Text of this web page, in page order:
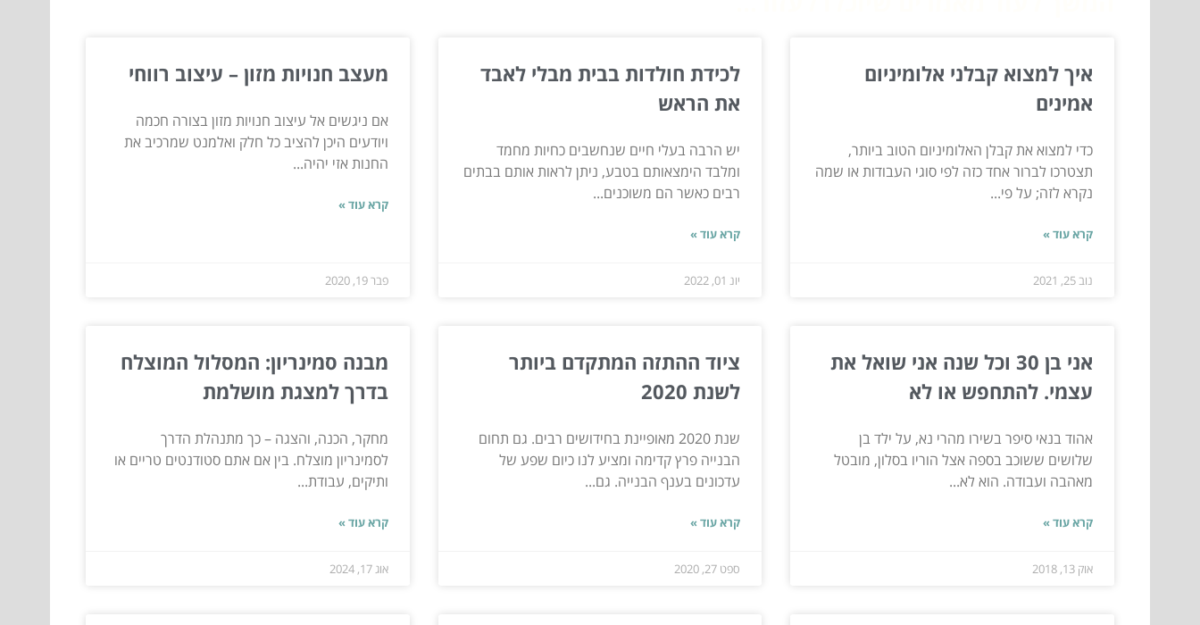
איך למצוא קבלני אלומיניום
אמינים
כדי למצוא את קבלן האלומיניום הטוב ביותר,
תצטרכו לברור אחד כזה לפי סוגי העבודות או שמה
נקרא לזה; על פי...
קרא עוד »
נוב 25, 2021
לכידת חולדות בבית מבלי לאבד
את הראש
יש הרבה בעלי חיים שנחשבים כחיות מחמד
ומלבד הימצאותם בטבע, ניתן לראות אותם בבתים
רבים כאשר הם משוכנים...
קרא עוד »
יונ 01, 2022
מעצב חנויות מזון – עיצוב רווחי
אם ניגשים אל עיצוב חנויות מזון בצורה חכמה
ויודעים היכן להציב כל חלק ואלמנט שמרכיב את
החנות אזי יהיה...
קרא עוד »
פבר 19, 2020
אני בן 30 וכל שנה אני שואל את
עצמי. להתחפש או לא
אהוד בנאי סיפר בשירו מהרי נא, על ילד בן
שלושים ששוכב בספה אצל הוריו בסלון, מובטל
מאהבה ועבודה. הוא לא...
קרא עוד »
אוק 13, 2018
ציוד ההתזה המתקדם ביותר
לשנת 2020
שנת 2020 מאופיינת בחידושים רבים. גם תחום
הבנייה פרץ קדימה ומציע לנו כיום שפע של
עדכונים בענף הבנייה. גם...
קרא עוד »
ספט 27, 2020
מבנה סמינריון: המסלול המוצלח
בדרך למצגת מושלמת
מחקר, הכנה, והצגה – כך מתנהלת הדרך
לסמינריון מוצלח. בין אם אתם סטודנטים טריים או
ותיקים, עבודת...
קרא עוד »
אוג 17, 2024